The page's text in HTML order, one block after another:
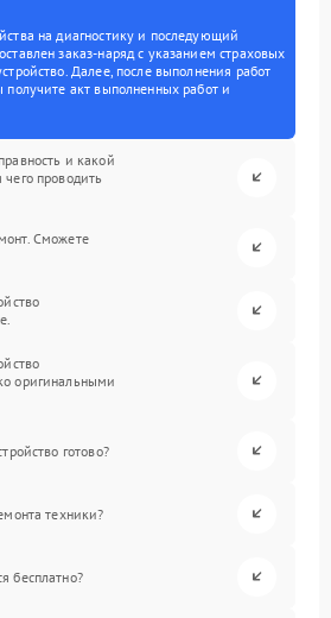
на диагностику и последующий
заказ-наряд с указанием страховых
Далее, после выполнения работ
получите акт выполненных работ и
и какой
проводить
Сможете
оригинальными
готово?
техники?
бесплатно?